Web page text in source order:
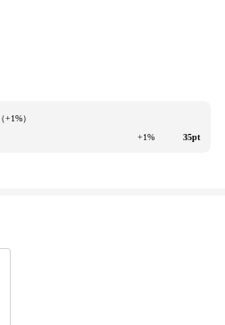
（+1%）
+1% 35pt